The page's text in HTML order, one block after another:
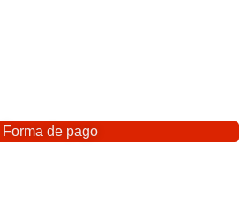
Forma de pago